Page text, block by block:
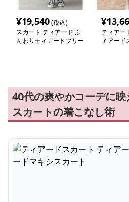
¥19,540(税込)
スカート ティアード ふ
んわりティアードプリー
¥
ティアー
ィアード
40代の爽やかコーデに
スカートの着こなし術